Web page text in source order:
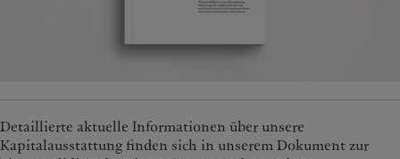
Detaillierte aktuelle Informationen über unsere
Kapitalausstattung finden sich in unserem Dokument zur